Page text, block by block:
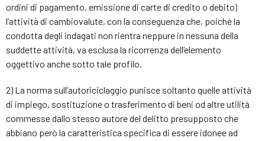
ordini di pagamento, emissione di carte di credito o debito)
l’attività di cambiovalute, con la conseguenza che, poichè la
condotta degli indagati non rientra neppure in nessuna della
suddette attività, va esclusa la ricorrenza dell’elemento
oggettivo anche sotto tale profilo.
2) La norma sull’autoriciclaggio punisce soltanto quelle attività
di impiego, sostituzione o trasferimento di beni od altre utilità
commesse dallo stesso autore del delitto presupposto che
abbiano però la caratteristica specifica di essere idonee ad